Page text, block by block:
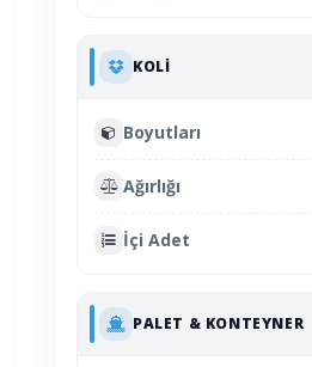
KOLI
Boyutları
Ağırlığı
İçi Adet
PALET & KONTEYNER